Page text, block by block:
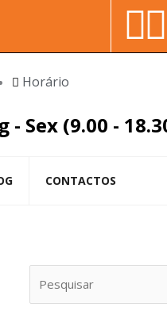
f
Horário
- Sex (9.00 -
CONTACTOS